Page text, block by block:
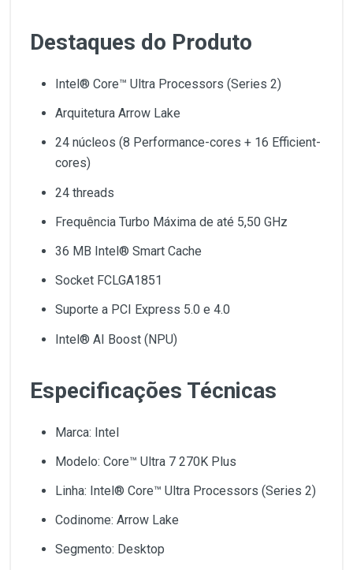
Destaques do Produto
Intel® Core™ Ultra Processors (Series 2)
Arquitetura Arrow Lake
24 núcleos (8 Performance-cores + 16 Efficient-
cores)
24 threads
Frequência Turbo Máxima de até 5,50 GHz
36 MB Intel® Smart Cache
Socket FCLGA1851
Suporte a PCI Express 5.0 e 4.0
Intel® AI Boost (NPU)
Especificações Técnicas
Marca: Intel
Modelo: Core™ Ultra 7 270K Plus
Linha: Intel® Core™ Ultra Processors (Series 2)
Codinome: Arrow Lake
Segmento: Desktop